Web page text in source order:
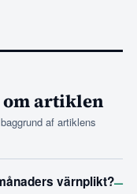
artiklen
af artiklens
värnplikt?–